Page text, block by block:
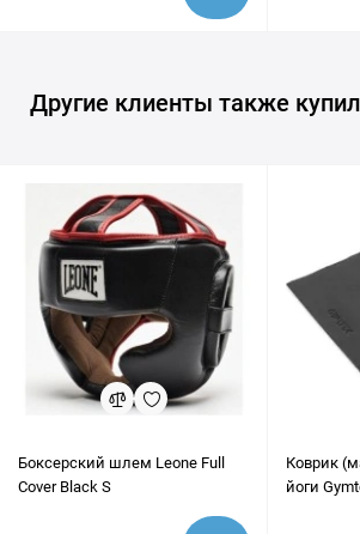
Другие клиенты также
Боксерский шлем Leone Full
Cover Black S
Коврик
йоги